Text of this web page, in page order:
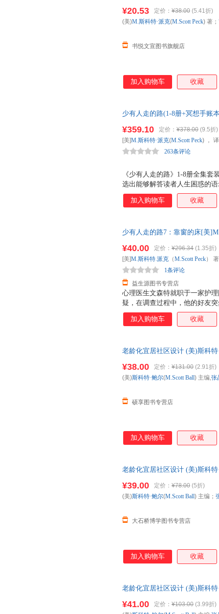
规的心理学著作。
可开发票,放心选购
¥20.53 定价： ¥38.00 (5.41折)
书悦文宣图书旗舰店
(美)M.斯科特·派克(M.Scott Peck) 著；
加入购物车 收藏
少有人走的路(1-8册+冥想手账
《少有人走的路》1-8册全集
选出能够解答读者人生困惑的
间，是作者一生思想的精粹！
志红、张德芬、胡因梦等名人
¥359.10 定价： ¥378.00 (9.5折)
263条评论
[美]M.斯科特·派克(M.Scott Peck) ，
公司
加入购物车 收藏
少有人走的路7：靠窗的床[美
子发票！
心理医生文森特就职于一家护
疑，在调查过程中，他的好友
涡。美丽热情的护士、精明能
者，随着案件的展开，每个
形成了精彩纷呈的心理群像。
规的心理学著作。
¥40.00 定价： ¥296.34 (1.35折)
益生源图书专营店
1条评论
[美]M.斯科特.派克 （M.Scott Peck）
加入购物车 收藏
老龄化宜居社区设计 (美)斯科
购！
¥38.00 定价： ¥131.00 (2.91折)
硕享图书专营店
(美)斯科特·鲍尔(M.Scott Ball) 主编,张
加入购物车 收藏
老龄化宜居社区设计 (美)斯科
¥39.00 定价： ¥78.00 (5折)
大石桥博学图书专营店
(美)斯科特·鲍尔(M.Scott Ball) 主编；
加入购物车 收藏
老龄化宜居社区设计 (美)斯科
¥41.00 定价： ¥103.00 (3.99折)